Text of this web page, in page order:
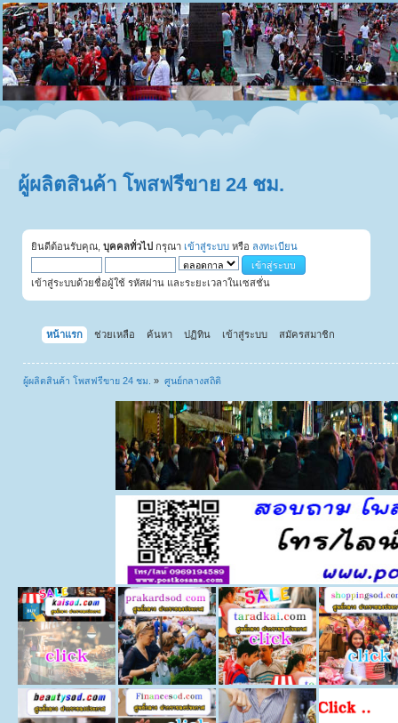
ผู้ผลิตสินค้า โพสฟรีขาย 24 ชม.
ยินดีต้อนรับคุณ, บุคคลทั่วไป กรุณา เข้าสู่ระบบ หรือ ลงทะเบียน
เข้าสู่ระบบด้วยชื่อผู้ใช้ รหัสผ่าน และระยะเวลาในเซสชั่น
หน้าแรก ช่วยเหลือ ค้นหา ปฏิทิน เข้าสู่ระบบ สมัครสมาชิก
ผู้ผลิตสินค้า โพสฟรีขาย 24 ชม. » ศูนย์กลางสถิติ